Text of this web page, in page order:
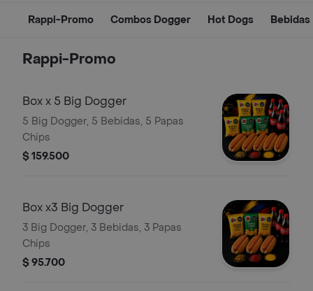
Rappi-Promo Combos Dogger Hot Dogs Bebidas
Rappi-Promo
Box x 5 Big Dogger
5 Big Dogger, 5 Bebidas, 5 Papas
Chips
$ 159.500
Box x3 Big Dogger
3 Big Dogger, 3 Bebidas, 3 Papas
Chips
$ 95.700